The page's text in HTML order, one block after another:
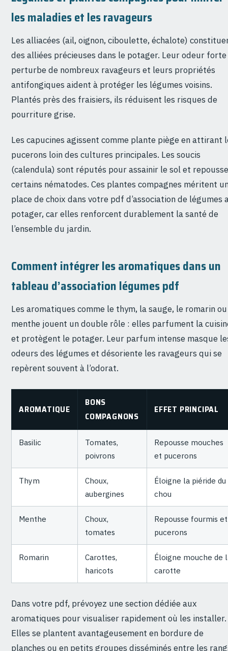
les maladies et les ravageurs
Les alliacées (ail, oignon, ciboulette, échalote)
des alliées précieuses dans le potager. Leur odeur forte
perturbe de nombreux ravageurs et leurs propriétés
antifongiques aident à protéger les légumes voisins.
Plantés près des fraisiers, ils réduisent les risques de
pourriture grise.
Les capucines agissent comme plante piège en attirant
pucerons loin des cultures principales. Les soucis
(calendula) sont réputés pour assainir le sol et
certains nématodes. Ces plantes compagnes méritent
place de choix dans votre pdf d’association de légumes
potager, car elles renforcent durablement la santé de
l’ensemble du jardin.
Comment intégrer les aromatiques dans un
tableau d’association légumes pdf
Les aromatiques comme le thym, la sauge, le romarin
menthe jouent un double rôle : elles parfument la
et protègent le potager. Leur parfum intense masque
odeurs des légumes et désoriente les ravageurs qui se
repèrent souvent à l’odorat.
AROMATIQUE
BONS
COMPAGNONS
EFFET PRINCIPAL
Basilic
Tomates,
poivrons
Repousse mouches
et pucerons
Thym
Choux,
aubergines
Éloigne la piéride du
chou
Menthe
Choux,
tomates
Repousse fourmis et
pucerons
Romarin
Carottes,
haricots
Éloigne mouche de
carotte
Dans votre pdf, prévoyez une section dédiée aux
aromatiques pour visualiser rapidement où les installer.
Elles se plantent avantageusement en bordure de
planches ou en petits groupes disséminés entre les